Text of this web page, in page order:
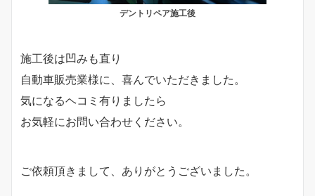
デントリペア施工後
施工後は凹みも直り
自動車販売業様に、喜んでいただきました。
気になるヘコミ有りましたら
お気軽にお問い合わせください。
ご依頼頂きまして、ありがとうございました。